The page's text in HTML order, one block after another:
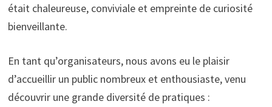
était chaleureuse, conviviale et empreinte de curiosité
bienveillante.
En tant qu’organisateurs, nous avons eu le plaisir
d’accueillir un public nombreux et enthousiaste, venu
découvrir une grande diversité de pratiques :